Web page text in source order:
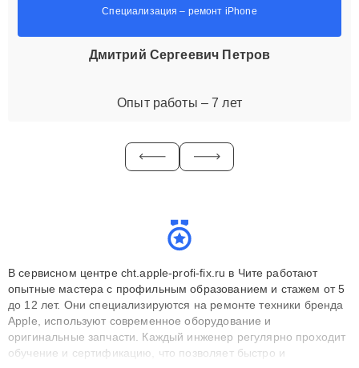
Специализация – ремонт iPhone
Дмитрий Сергеевич Петров
Опыт работы – 7 лет
В сервисном центре cht.apple-profi-fix.ru в Чите работают
опытные мастера с профильным образованием и стажем от 5
до 12 лет. Они специализируются на ремонте техники бренда
Apple, используют современное оборудование и
оригинальные запчасти. Каждый инженер регулярно проходит
обучение и сертификацию, что позволяет быстро и